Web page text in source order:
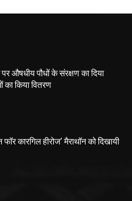
औषधीय पौधों के संरक्षण का दिया
का किया वितरण
कारगिल हीरोज’ मैराथॉन को दिखायी